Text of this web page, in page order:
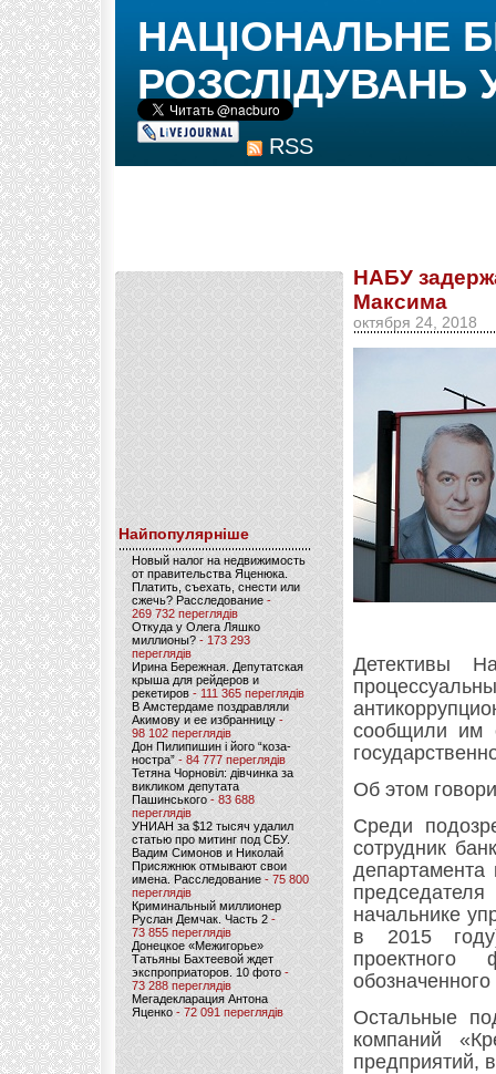
RSS
НАЦІОНАЛЬНЕ
РОЗСЛІДУВАНЬ
Найпопулярніше
Новый налог на недвижимость
от правительства Яценюка.
Платить, съехать, снести или
сжечь? Расследование-
269 732 переглядів
Откуда у Олега Ляшко
миллионы? - 173 293
переглядів
Ирина Бережная. Депутатская
крыша для рейдеров и
рекетиров - 111 365 переглядів
В Амстердаме поздравляли
Акимову и ее избранницу -
98 102 переглядів
Дон Пилипишин і його “коза-
ностра” - 84 777 переглядів
Тетяна Чорновіл: дівчинка за
викликом депутата
Пашинського- 83 688
переглядів
УНИАН за $12 тысяч удалил
статью про митинг под СБУ.
Вадим Симонов и Николай
Присяжнюк отмывают свои
имена. Расследование - 75 800
переглядів
Криминальный миллионер
Руслан Демчак. Часть 2-
73 855 переглядів
Донецкое «Межигорье»
Татьяны Бахтеевой ждет
экспроприаторов. 10 фото -
73 288 переглядів
Мегадекларация Антона
Яценко - 72 091 переглядів
НАБУ
Максима
октября 24, 2018
Детективы
сообщили им
Об этом
Среди
сотрудник
департамента
начальнике
в 2015
проектного
Остальные
компаний
предприятий,